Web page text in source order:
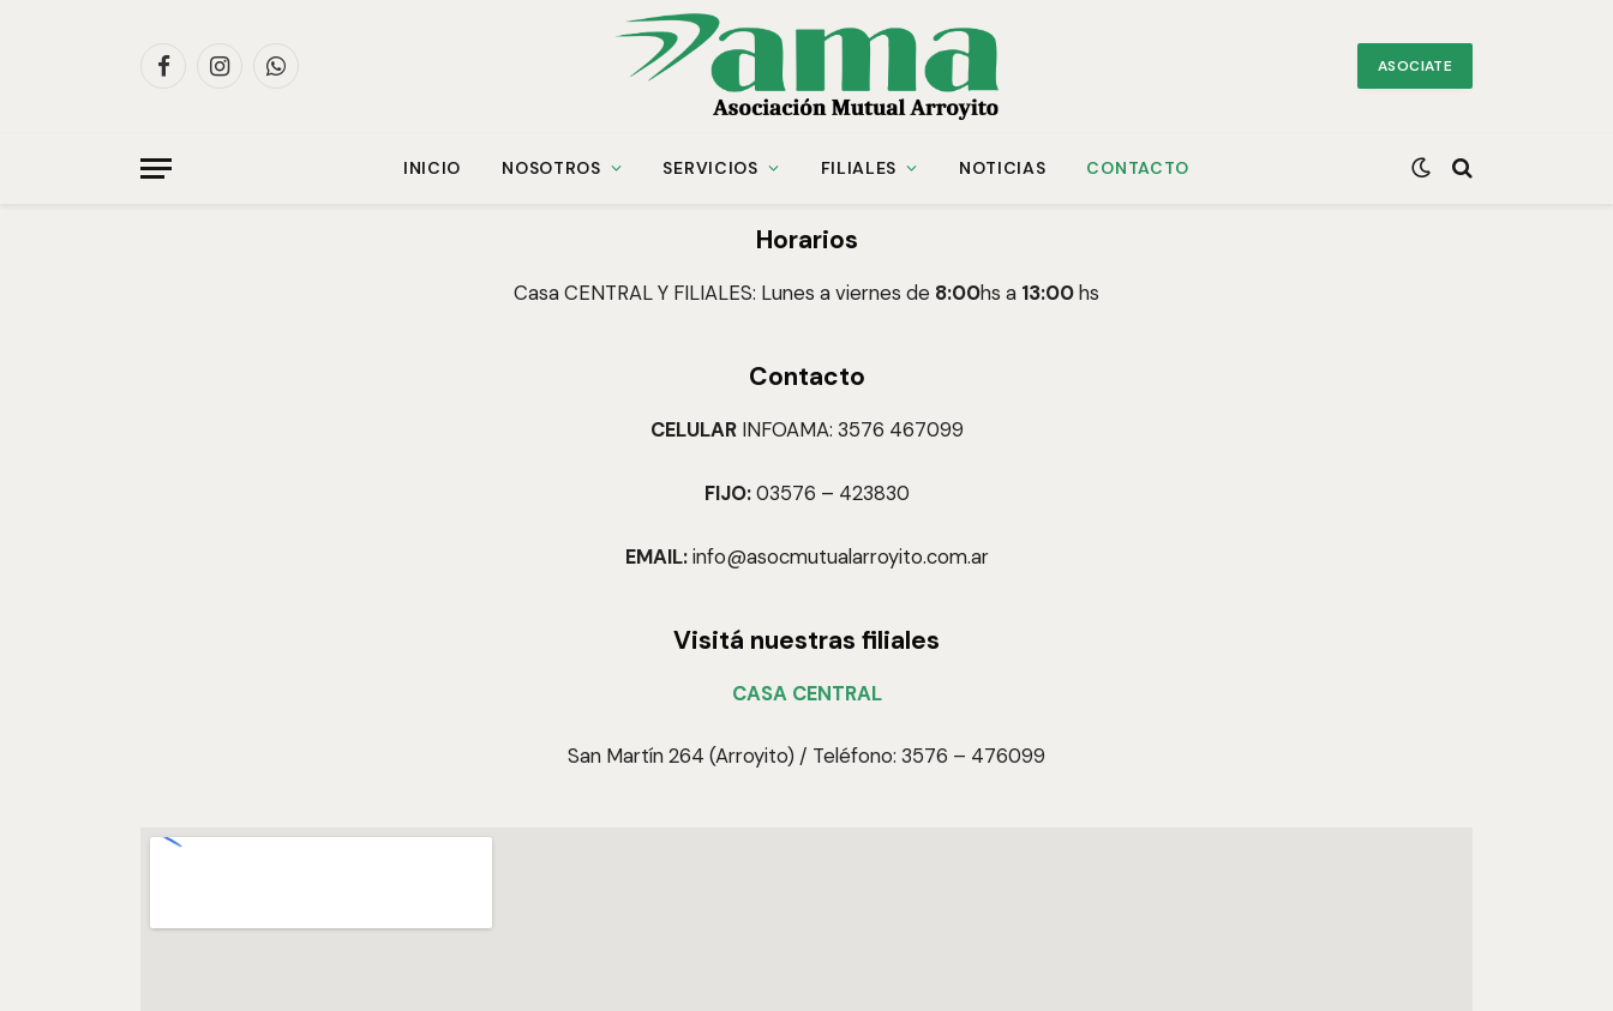
FacebookInstagramWhatsApp ASOCIATE
INICIO NOSOTROS SERVICIOS FILIALES NOTICIAS CONTACTO
Horarios
Casa CENTRAL Y FILIALES: Lunes a viernes de 8:00hs a 13:00 hs
Contacto
CELULARINFOAMA: 3576 467099
FIJO:03576 – 423830
EMAIL:info@asocmutualarroyito.com.ar
Visitá nuestras filiales
CASA CENTRAL
San Martín 264 (Arroyito) / Teléfono: 3576 – 476099